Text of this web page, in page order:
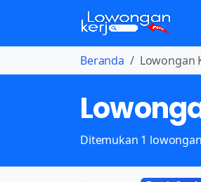
Beranda Lowongan
Ditemukan 1